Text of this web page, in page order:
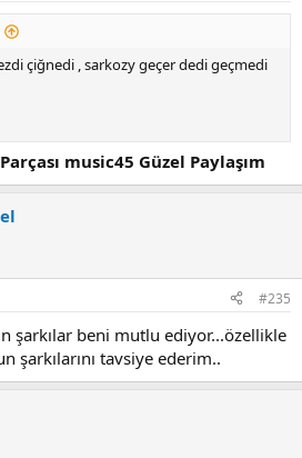
çiğnedi , sarkozy geçer dedi geçmedi
music45 Güzel Paylaşım
#235
şarkılar beni mutlu ediyor...özellikle
şarkılarını tavsiye ederim..